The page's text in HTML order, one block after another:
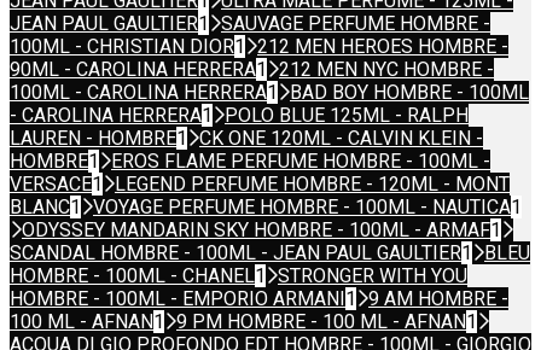
JEAN PAUL GAULTIER1
SAUVAGE PERFUME HOMBRE -
100ML - CHRISTIAN DIOR1
212 MEN HEROES HOMBRE -
90ML - CAROLINA HERRERA1
212 MEN NYC HOMBRE -
100ML - CAROLINA HERRERA1
BAD BOY HOMBRE - 100ML
- CAROLINA HERRERA1
POLO BLUE 125ML - RALPH
LAUREN - HOMBRE1
CK ONE 120ML - CALVIN KLEIN -
HOMBRE1
EROS FLAME PERFUME HOMBRE - 100ML -
VERSACE1
LEGEND PERFUME HOMBRE - 120ML - MONT
BLANC1 VOYAGE PERFUME HOMBRE - 100ML - NAUTICA1
ODYSSEY MANDARIN SKY HOMBRE - 100ML - ARMAF1
SCANDAL HOMBRE - 100ML - JEAN PAUL GAULTIER1
BLEU
HOMBRE - 100ML - CHANEL1
STRONGER WITH YOU
HOMBRE - 100ML - EMPORIO ARMANI 1
9 AM HOMBRE -
100 ML - AFNAN1 9 PM HOMBRE - 100 ML - AFNAN1
ACQUA DI GIO PROFONDO EDT HOMBRE - 100ML - GIORGIO